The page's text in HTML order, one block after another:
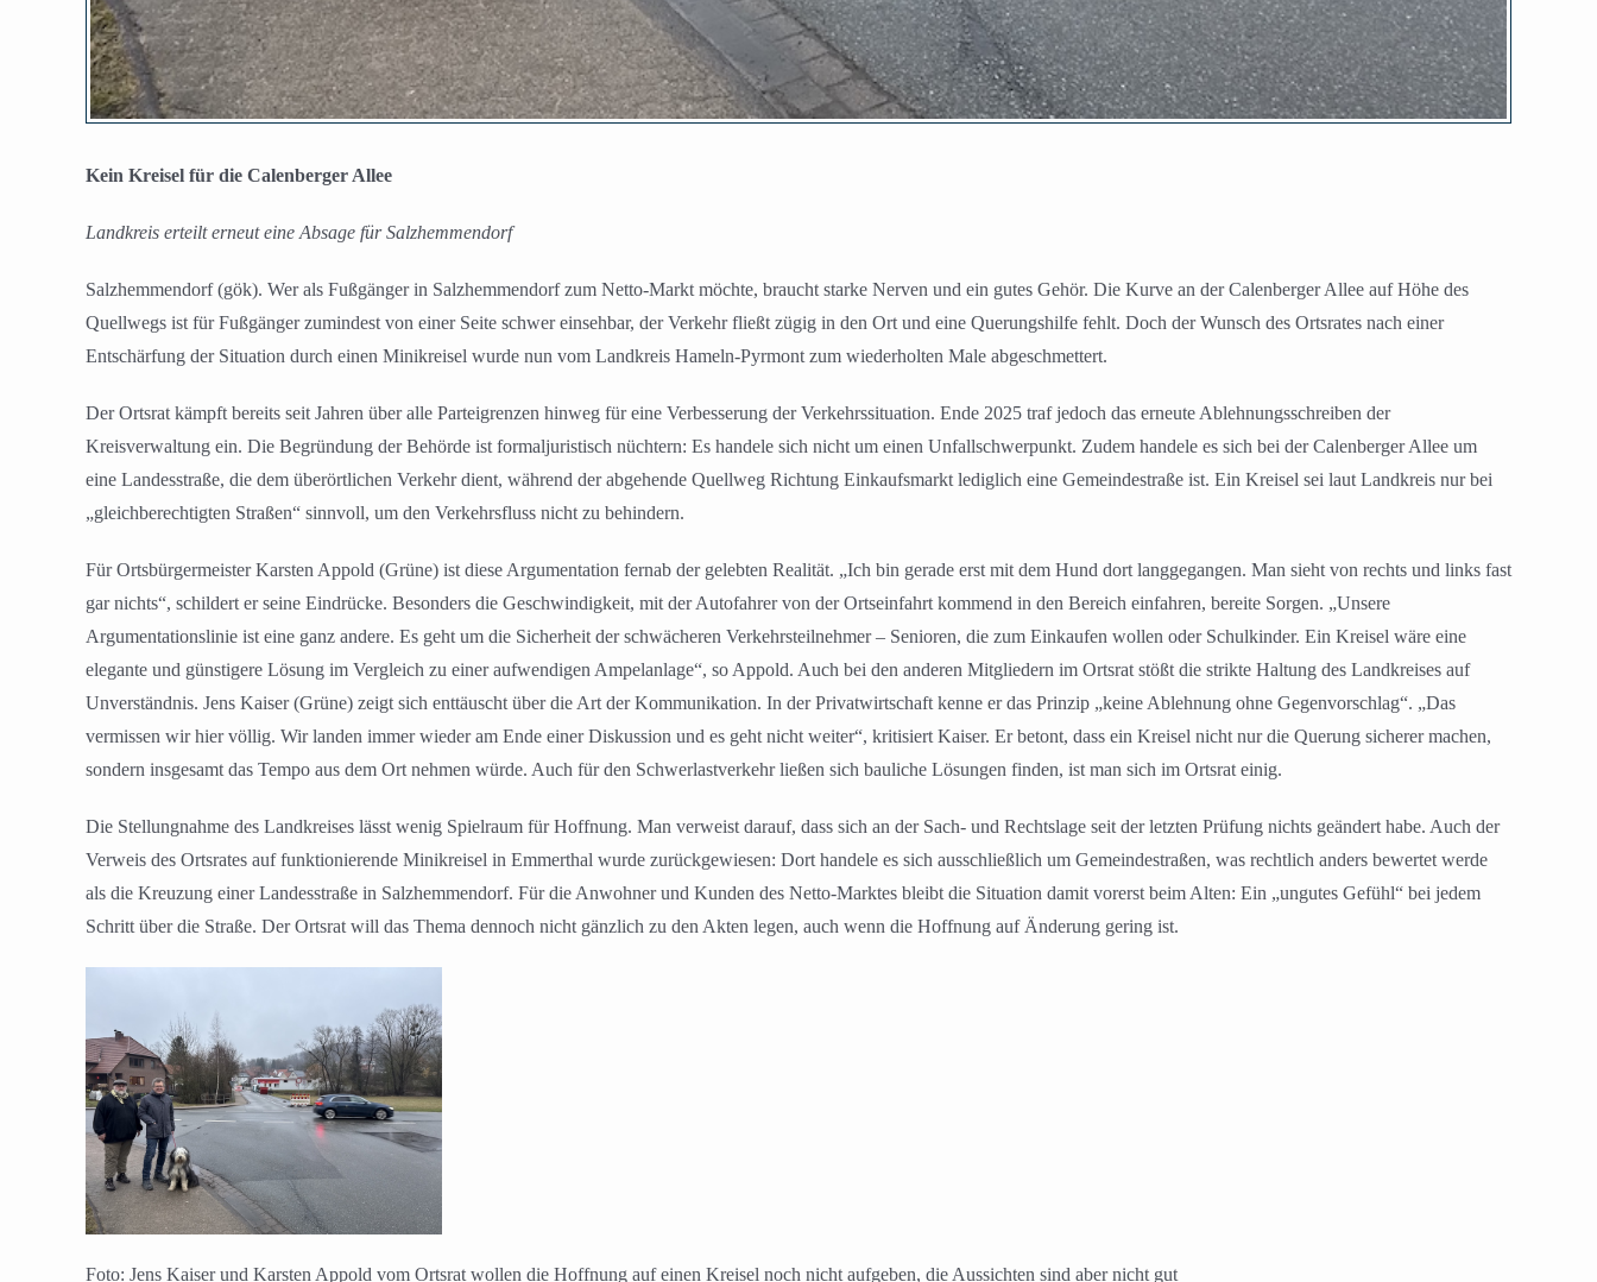
Kein Kreisel für die Calenberger Allee
Landkreis erteilt erneut eine Absage für Salzhemmendorf
Salzhemmendorf (gök). Wer als Fußgänger in Salzhemmendorf zum Netto-Markt möchte, braucht starke Nerven und ein gutes Gehör. Die Kurve an der Calenberger Allee auf Höhe des
Quellwegs ist für Fußgänger zumindest von einer Seite schwer einsehbar, der Verkehr fließt zügig in den Ort und eine Querungshilfe fehlt. Doch der Wunsch des Ortsrates nach einer
Entschärfung der Situation durch einen Minikreisel wurde nun vom Landkreis Hameln-Pyrmont zum wiederholten Male abgeschmettert.
Der Ortsrat kämpft bereits seit Jahren über alle Parteigrenzen hinweg für eine Verbesserung der Verkehrssituation. Ende 2025 traf jedoch das erneute Ablehnungsschreiben der
Kreisverwaltung ein. Die Begründung der Behörde ist formaljuristisch nüchtern: Es handele sich nicht um einen Unfallschwerpunkt. Zudem handele es sich bei der Calenberger Allee um
eine Landesstraße, die dem überörtlichen Verkehr dient, während der abgehende Quellweg Richtung Einkaufsmarkt lediglich eine Gemeindestraße ist. Ein Kreisel sei laut Landkreis nur bei
„gleichberechtigten Straßen“ sinnvoll, um den Verkehrsfluss nicht zu behindern.
Für Ortsbürgermeister Karsten Appold (Grüne) ist diese Argumentation fernab der gelebten Realität. „Ich bin gerade erst mit dem Hund dort langgegangen. Man sieht von rechts und links fast
gar nichts“, schildert er seine Eindrücke. Besonders die Geschwindigkeit, mit der Autofahrer von der Ortseinfahrt kommend in den Bereich einfahren, bereite Sorgen. „Unsere
Argumentationslinie ist eine ganz andere. Es geht um die Sicherheit der schwächeren Verkehrsteilnehmer – Senioren, die zum Einkaufen wollen oder Schulkinder. Ein Kreisel wäre eine
elegante und günstigere Lösung im Vergleich zu einer aufwendigen Ampelanlage“, so Appold. Auch bei den anderen Mitgliedern im Ortsrat stößt die strikte Haltung des Landkreises auf
Unverständnis. Jens Kaiser (Grüne) zeigt sich enttäuscht über die Art der Kommunikation. In der Privatwirtschaft kenne er das Prinzip „keine Ablehnung ohne Gegenvorschlag“. „Das
vermissen wir hier völlig. Wir landen immer wieder am Ende einer Diskussion und es geht nicht weiter“, kritisiert Kaiser. Er betont, dass ein Kreisel nicht nur die Querung sicherer machen,
sondern insgesamt das Tempo aus dem Ort nehmen würde. Auch für den Schwerlastverkehr ließen sich bauliche Lösungen finden, ist man sich im Ortsrat einig.
Die Stellungnahme des Landkreises lässt wenig Spielraum für Hoffnung. Man verweist darauf, dass sich an der Sach- und Rechtslage seit der letzten Prüfung nichts geändert habe. Auch der
Verweis des Ortsrates auf funktionierende Minikreisel in Emmerthal wurde zurückgewiesen: Dort handele es sich ausschließlich um Gemeindestraßen, was rechtlich anders bewertet werde
als die Kreuzung einer Landesstraße in Salzhemmendorf. Für die Anwohner und Kunden des Netto-Marktes bleibt die Situation damit vorerst beim Alten: Ein „ungutes Gefühl“ bei jedem
Schritt über die Straße. Der Ortsrat will das Thema dennoch nicht gänzlich zu den Akten legen, auch wenn die Hoffnung auf Änderung gering ist.
Foto: Jens Kaiser und Karsten Appold vom Ortsrat wollen die Hoffnung auf einen Kreisel noch nicht aufgeben, die Aussichten sind aber nicht gut